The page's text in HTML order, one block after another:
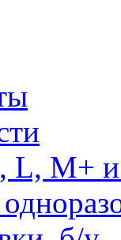
L, M+